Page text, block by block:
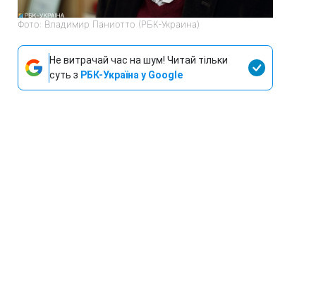
Фото: Владимир Паниотто (РБК-Украина)
Не витрачай час на шум! Читай тільки
суть з РБК-Україна у Google